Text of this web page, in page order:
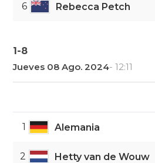
6 Rebecca Petch
1-8
Jueves 08 Ago. 2024- 12:11
1 Alemania
2 Hetty van de Wouw